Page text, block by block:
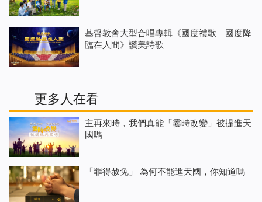
基督教會大型合唱專輯《國度禮歌 國度降
臨在人間》讚美詩歌
更多人在看
主再來時，我們真能「霎時改變」被提進天
國嗎
「罪得赦免」 為何不能進天國，你知道嗎